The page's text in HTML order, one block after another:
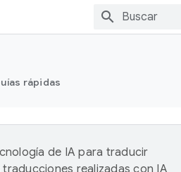
rápidas
de IA para traducir
realizadas con IA